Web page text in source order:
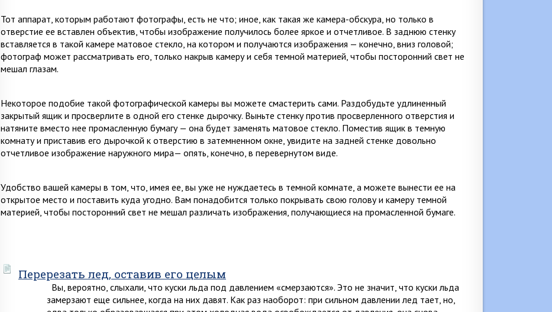
Тот аппарат, которым работают фотографы, есть не что; иное, как такая же камера-обскура, но только в
отверстие ее вставлен объектив, чтобы изображение получилось более яркое и отчетливое. В заднюю стенку
вставляется в такой камере матовое стекло, на котором и получаются изображения — конечно, вниз головой;
фотограф может рассматривать его, только накрыв камеру и себя темной материей, чтобы посторонний свет не
мешал глазам.
Некоторое подобие такой фотографической камеры вы можете смастерить сами. Раздобудьте удлиненный
закрытый ящик и просверлите в одной его стенке дырочку. Выньте стенку против просверленного отверстия и
натяните вместо нее промасленную бумагу — она будет заменять матовое стекло. Поместив ящик в темную
комнату и приставив его дырочкой к отверстию в затемненном окне, увидите на задней стенке довольно
отчетливое изображение наружного мира— опять, конечно, в перевернутом виде.
Удобство вашей камеры в том, что, имея ее, вы уже не нуждаетесь в темной комнате, а можете вынести ее на
открытое место и поставить куда угодно. Вам понадобится только покрывать свою голову и камеру темной
материей, чтобы посторонний свет не мешал различать изображения, получающиеся на промасленной бумаге.
Перерезать лед, оставив его целым
Вы, вероятно, слыхали, что куски льда под давлением «смерзаются». Это не значит, что куски льда
замерзают еще сильнее, когда на них давят. Как раз наоборот: при сильном давлении лед тает, но,